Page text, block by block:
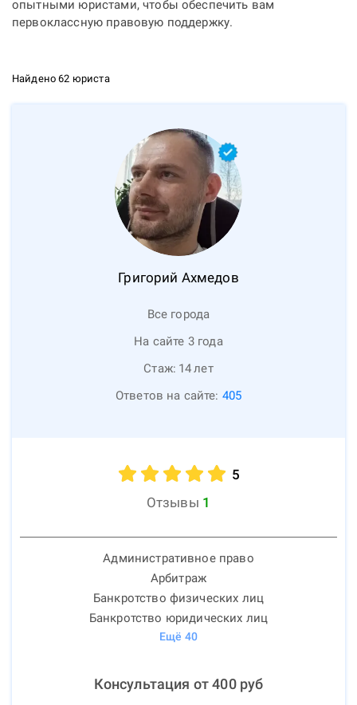
опытными юристами, чтобы обеспечить вам
первоклассную правовую поддержку.
Найдено 62 юриста
Григорий Ахмедов
Все города
На сайте 3 года
Стаж: 14лет
Ответов на сайте: 405
5
Отзывы 1
Административное право
Арбитраж
Банкротство физических лиц
Банкротство юридических лиц
Ещё 40
Консультация от400руб